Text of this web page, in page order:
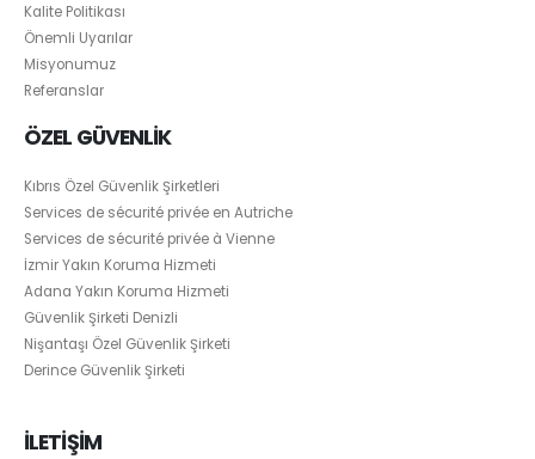
Kalite Politikası
Önemli Uyarılar
Misyonumuz
Referanslar
ÖZEL GÜVENLİK
Kıbrıs Özel Güvenlik Şirketleri
Services de sécurité privée en Autriche
Services de sécurité privée à Vienne
İzmir Yakın Koruma Hizmeti
Adana Yakın Koruma Hizmeti
Güvenlik Şirketi Denizli
Nişantaşı Özel Güvenlik Şirketi
Derince Güvenlik Şirketi
İLETİŞİM